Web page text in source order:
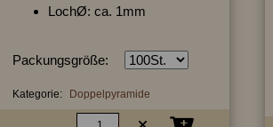
LochØ: ca. 1mm
Packungsgröße:
Kategorie: Doppelpyramide